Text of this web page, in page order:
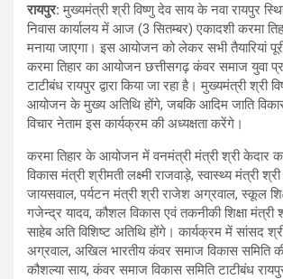
रायपुर:मुख्यमंत्री श्री विष्णु देव साय के नवा रायपुर
निवास कार्यालय में आज (3 सितम्बर) एकादशी करमा
मनाया जाएगा। इस आयोजन को लेकर सभी तैयारियां
करमा तिहार का आयोजन छत्तीसगढ़ कंवर समाज युवा
टाटीबंध रायपुर द्वारा किया जा रहा है। मुख्यमंत्री श्री
आयोजन के मुख्य अतिथि होंगे, जबकि आदिम जाति
विचार नेताम इस कार्यक्रम की अध्यक्षता करेंगे।
करमा तिहार के आयोजन में वनमंत्री मंत्री श्री केदार
विकास मंत्री श्रीमती लक्ष्मी राजवाड़े, स्वास्थ्य मंत्री श्री
जायसवाल, पर्यटन मंत्री श्री राजेश अग्रवाल, स्कूल
गजेन्द्र यादव, कौशल विकास एवं तकनीकी शिक्षा
साहेब अति विशिष्ट अतिथि होंगे। कार्यक्रम में सांसद
अग्रवाल, अखिल भारतीय कंवर समाज विकास समिति
कौशल्या साय, कंवर समाज विकास समिति टाटीबंध